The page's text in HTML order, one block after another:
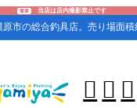
重要 当店は店内撮影禁止です
市の総合釣具店。売り場面積
  